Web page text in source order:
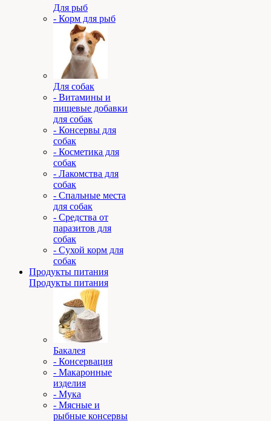
Для рыб
- Корм для рыб
Для собак
- Витамины и
пищевые добавки
для собак
- Консервы для
собак
- Косметика для
собак
- Лакомства для
собак
- Спальные места
для собак
- Средства от
паразитов для
собак
- Сухой корм для
собак
Продукты питания
Продукты питания
Бакалея
- Консервация
- Макаронные
изделия
- Мука
- Мясные и
рыбные консервы